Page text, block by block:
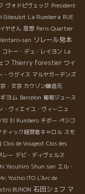
ヴォドピヴェック President
Giboulot La Rumbera RUE
ヤさん 思想 Paris Quartier
san リレール見本
コトー・デュ・レイヨン La
フ Thierry Forestier ワイ
・ウグイス マルヤガーデンズ
・文京 カウゾン醸造元
ヨム Barcelon 葡萄ジュース
・ヴィエイユ・ヴィーニュ
El Rumbero チボー ペシコ
ティック経営者キャロル スモ
Clos de Vougeot Clos des
レー デビ・ディヴェルス
Yasuhiro Shun san エル・
Yoshio ITO L'Arc de
BUNON 石田シェフ マ